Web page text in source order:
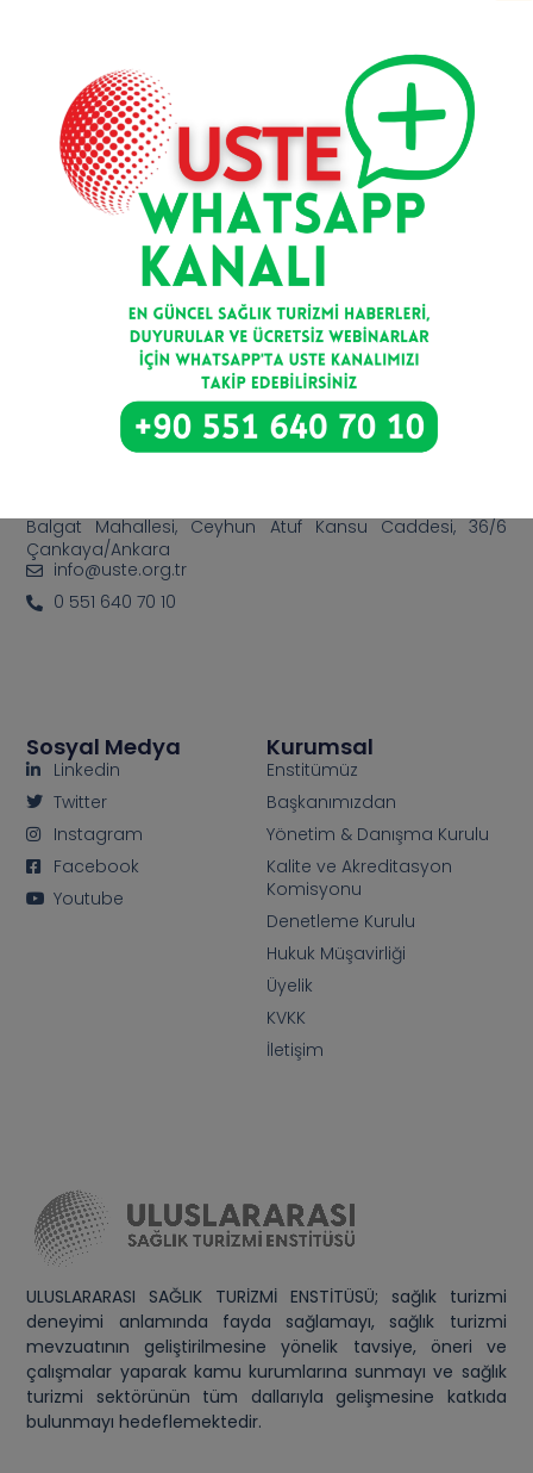
Mail bültenimize kaydolun
Kayıt Ol
ULUSLARARASI SAĞLIK TURİZMİ ENSTİTÜSÜ; sağlık turizmi
deneyimi anlamında fayda sağlamayı, sağlık turizmi
mevzuatının geliştirilmesine yönelik tavsiye, öneri ve
çalışmalar yaparak kamu kurumlarına sunmayı ve sağlık
turizmi sektörünün tüm dallarıyla gelişmesine katkıda
bulunmayı hedeflemektedir.
Kurumsal
Enstitümüz
Başkanımızdan
Yönetim & Danışma Kurulu
Kalite ve Akreditasyon
Komisyonu
Denetleme Kurulu
Hukuk Müşavirliği
Üyelik
KVKK
İletişim
Sosyal Medya
Linkedin
Twitter
Instagram
Facebook
Youtube
Balgat Mahallesi, Ceyhun Atuf Kansu Caddesi, 36/6
Çankaya/Ankara
info@uste.org.tr
0 551 640 70 10